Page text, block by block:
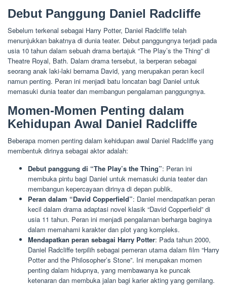
Debut Panggung Daniel Radcliffe
Sebelum terkenal sebagai Harry Potter, Daniel Radcliffe telah
menunjukkan bakatnya di dunia teater. Debut panggungnya terjadi pada
usia 10 tahun dalam sebuah drama bertajuk “The Play’s the Thing” di
Theatre Royal, Bath. Dalam drama tersebut, ia berperan sebagai
seorang anak laki-laki bernama David, yang merupakan peran kecil
namun penting. Peran ini menjadi batu loncatan bagi Daniel untuk
memasuki dunia teater dan membangun pengalaman panggungnya.
Momen-Momen Penting dalam
Kehidupan Awal Daniel Radcliffe
Beberapa momen penting dalam kehidupan awal Daniel Radcliffe yang
membentuk dirinya sebagai aktor adalah:
Debut panggung di “The Play’s the Thing”: Peran ini
membuka pintu bagi Daniel untuk memasuki dunia teater dan
membangun kepercayaan dirinya di depan publik.
Peran dalam “David Copperfield”: Daniel mendapatkan peran
kecil dalam drama adaptasi novel klasik “David Copperfield” di
usia 11 tahun. Peran ini menjadi pengalaman berharga baginya
dalam memahami karakter dan plot yang kompleks.
Mendapatkan peran sebagai Harry Potter: Pada tahun 2000,
Daniel Radcliffe terpilih sebagai pemeran utama dalam film “Harry
Potter and the Philosopher’s Stone”. Ini merupakan momen
penting dalam hidupnya, yang membawanya ke puncak
ketenaran dan membuka jalan bagi karier akting yang gemilang.